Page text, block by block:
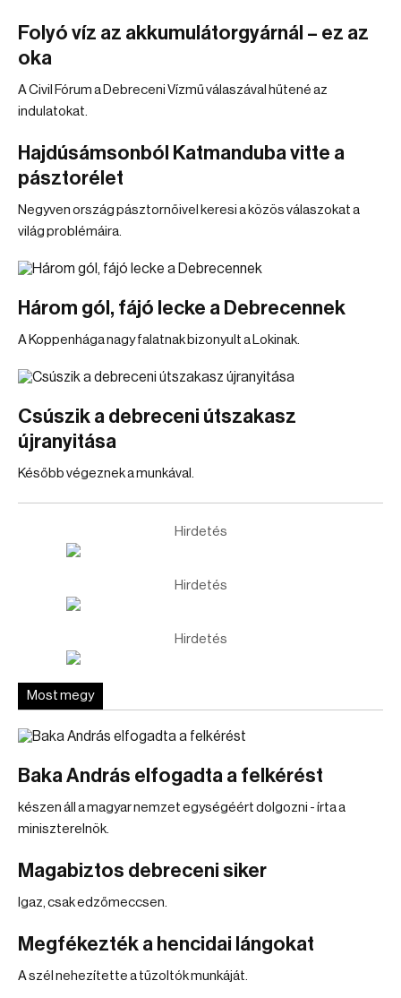
Folyó víz az akkumulátorgyárnál – ez az
oka
A Civil Fórum a Debreceni Vízmű válaszával hűtené az
indulatokat.
Hajdúsámsonból Katmanduba vitte a
pásztorélet
Negyven ország pásztornőivel keresi a közös válaszokat a
világ problémáira.
Három gól, fájó lecke a Debrecennek
A Koppenhága nagy falatnak bizonyult a Lokinak.
Csúszik a debreceni útszakasz
újranyitása
Később végeznek a munkával.
Hirdetés
Hirdetés
Hirdetés
Most megy
Baka András elfogadta a felkérést
készen áll a magyar nemzet egységéért dolgozni - írta a
miniszterelnök.
Magabiztos debreceni siker
Igaz, csak edzőmeccsen.
Megfékezték a hencidai lángokat
A szél nehezítette a tűzoltók munkáját.